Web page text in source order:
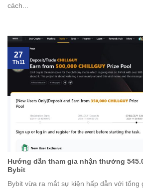
cách...
Hướng dẫn tham gia nhận thưởng
Bybit
Bybit vừa ra mắt sự kiện hấp dẫn với tổng
27
Th11